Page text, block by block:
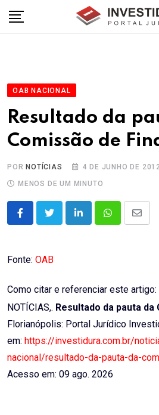
OAB NACIONAL
Resultado da
Comissão de
POR NOTÍCIAS
4 DE JUNHO DE
MENOS DE UM MINUTO
LinkedInWhatsappShare
Fonte: OAB
Como citar e referenciar este artigo:
NOTÍCIAS,. Resultado da pauta
Florianópolis: Portal Jurídico
em: https://investidura.com.br/
nacional/resultado-da-pauta-da-
Acesso em: 09 ago. 2026